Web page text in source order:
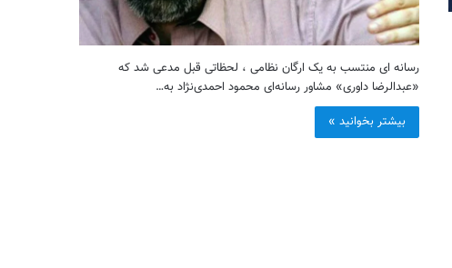
رسانه ای منتسب به یک ارگان نظامی ، لحظاتی قبل مدعی شد که
«عبدالرضا داوری» مشاور رسانه‌ای محمود احمدی‌نژاد به…
بیشتر بخوانید »